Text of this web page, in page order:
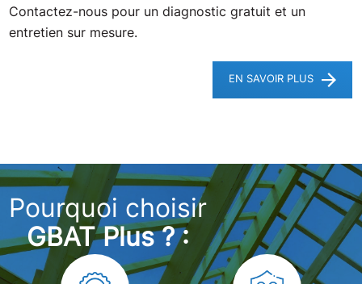
Contactez-nous pour un diagnostic gratuit et un
entretien sur mesure.
EN SAVOIR PLUS
Pourquoi choisir
GBAT Plus ? :